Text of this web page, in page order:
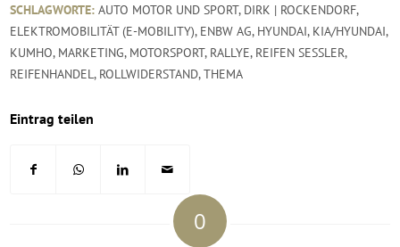
SCHLAGWORTE: AUTO MOTOR UND SPORT, DIRK | ROCKENDORF,
ELEKTROMOBILITÄT (E-MOBILITY), ENBW AG, HYUNDAI, KIA/HYUNDAI,
KUMHO, MARKETING, MOTORSPORT, RALLYE, REIFEN SESSLER,
REIFENHANDEL, ROLLWIDERSTAND,THEMA
Eintrag teilen
0